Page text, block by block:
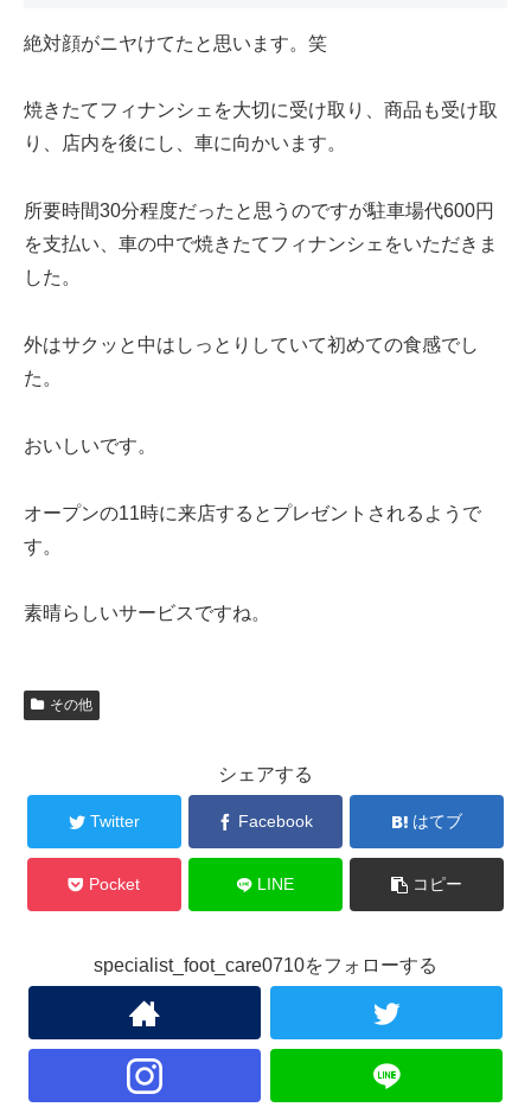
絶対顔がニヤけてたと思います。笑
焼きたてフィナンシェを大切に受け取り、商品も受け取
り、店内を後にし、車に向かいます。
所要時間30分程度だったと思うのですが駐車場代600円
を支払い、車の中で焼きたてフィナンシェをいただきま
した。
外はサクッと中はしっとりしていて初めての食感でし
た。
おいしいです。
オープンの11時に来店するとプレゼントされるようで
す。
素晴らしいサービスですね。
その他
シェアする
Twitter Facebook はてブ
Pocket LINE コピー
specialist_foot_care0710をフォローする